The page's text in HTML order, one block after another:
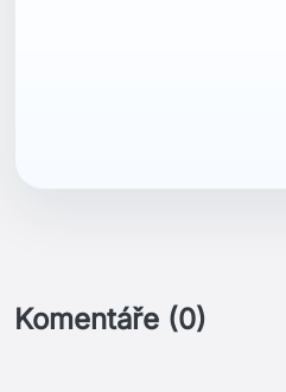
Komentáře (0)